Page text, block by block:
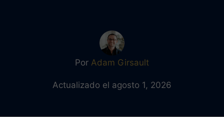
Por Adam Girsault
Actualizado el agosto 1, 2026